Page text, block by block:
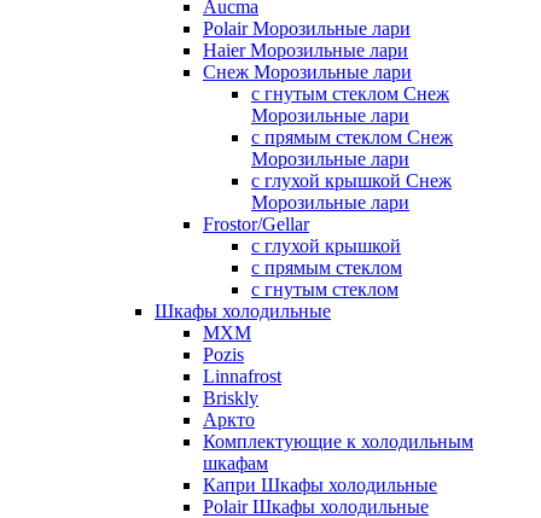
Aucma
Polair Морозильные лари
Haier Морозильные лари
Снеж Морозильные лари
с гнутым стеклом Снеж
Морозильные лари
с прямым стеклом Снеж
Морозильные лари
с глухой крышкой Снеж
Морозильные лари
Frostor/Gellar
с глухой крышкой
с прямым стеклом
с гнутым стеклом
Шкафы холодильные
МХМ
Pozis
Linnafrost
Briskly
Аркто
Комплектующие к холодильным
шкафам
Капри Шкафы холодильные
Polair Шкафы холодильные